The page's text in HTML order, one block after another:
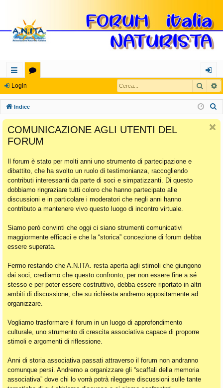
oll
eg
a
m
en
ti
Ra
pi
di
u
m
og
in
Login Cerca
Indice
COMUNICAZIONE AGLI UTENTI DEL
FORUM
Il forum è stato per molti anni uno strumento di partecipazione e
dibattito, che ha svolto un ruolo di testimonianza, raccogliendo
contributi interessanti da parte di soci e simpatizzanti. Di questo
dobbiamo ringraziare tutti coloro che hanno partecipato alle
discussioni e in particolare i moderatori che negli anni hanno
contributo a mantenere vivo questo luogo di incontro virtuale.
Siamo però convinti che oggi ci siano strumenti comunicativi
maggiormente efficaci e che la “storica” concezione di forum debba
essere superata.
Fermo restando che A.N.ITA. resta aperta agli stimoli che giungono
dai soci, crediamo che questo confronto, per non essere fine a sé
stesso e per poter essere costruttivo, debba essere riportato in altri
ambiti di discussione, che su richiesta andremo appositamente ad
organizzare.
Vogliamo trasformare il forum in un luogo di approfondimento
culturale, uno strumento di crescita associativa capace di proporre
stimoli e argomenti di riflessione.
Anni di storia associativa passati attraverso il forum non andranno
comunque persi. Andremo a organizzare gli “scaffali della memoria
associativa” dove chi lo vorrà potrà rileggere discussioni sulle tante